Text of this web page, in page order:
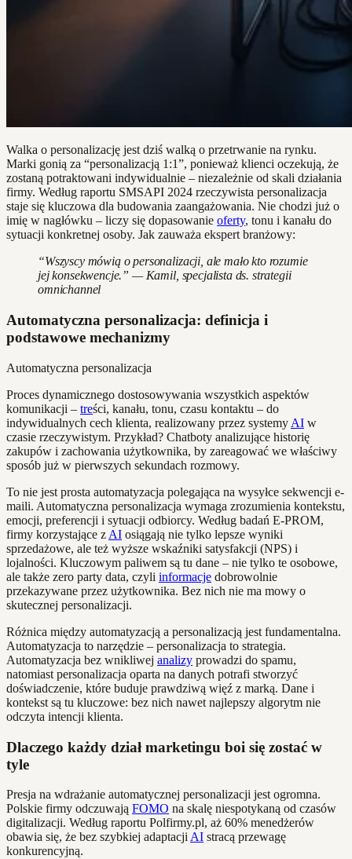
Walka o personalizację jest dziś walką o przetrwanie na rynku.
Marki gonią za “personalizacją 1:1”, ponieważ klienci oczekują, że
zostaną potraktowani indywidualnie – niezależnie od skali działania
firmy. Według raportu SMSAPI 2024 rzeczywista personalizacja
staje się kluczowa dla budowania zaangażowania. Nie chodzi już o
imię w nagłówku – liczy się dopasowanie oferty, tonu i kanału do
sytuacji konkretnej osoby. Jak zauważa ekspert branżowy:
“Wszyscy mówią o personalizacji, ale mało kto rozumie
jej konsekwencje.” — Kamil, specjalista ds. strategii
omnichannel
Automatyczna personalizacja: definicja i
podstawowe mechanizmy
Automatyczna personalizacja
Proces dynamicznego dostosowywania wszystkich aspektów
komunikacji – treści, kanału, tonu, czasu kontaktu – do
indywidualnych cech klienta, realizowany przez systemy AI w
czasie rzeczywistym. Przykład? Chatboty analizujące historię
zakupów i zachowania użytkownika, by zareagować we właściwy
sposób już w pierwszych sekundach rozmowy.
To nie jest prosta automatyzacja polegająca na wysyłce sekwencji e-
maili. Automatyczna personalizacja wymaga zrozumienia kontekstu,
emocji, preferencji i sytuacji odbiorcy. Według badań E-PROM,
firmy korzystające z AI osiągają nie tylko lepsze wyniki
sprzedażowe, ale też wyższe wskaźniki satysfakcji (NPS) i
lojalności. Kluczowym paliwem są tu dane – nie tylko te osobowe,
ale także zero party data, czyli informacje dobrowolnie
przekazywane przez użytkownika. Bez nich nie ma mowy o
skutecznej personalizacji.
Różnica między automatyzacją a personalizacją jest fundamentalna.
Automatyzacja to narzędzie – personalizacja to strategia.
Automatyzacja bez wnikliwej analizy prowadzi do spamu,
natomiast personalizacja oparta na danych potrafi stworzyć
doświadczenie, które buduje prawdziwą więź z marką. Dane i
kontekst są tu kluczowe: bez nich nawet najlepszy algorytm nie
odczyta intencji klienta.
Dlaczego każdy dział marketingu boi się zostać w
tyle
Presja na wdrażanie automatycznej personalizacji jest ogromna.
Polskie firmy odczuwają FOMO na skalę niespotykaną od czasów
digitalizacji. Według raportu Polfirmy.pl, aż 60% menedżerów
obawia się, że bez szybkiej adaptacji AI stracą przewagę
konkurencyjną.